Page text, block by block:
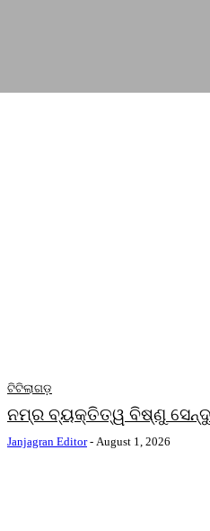
ଟିଟିଲାଗଡ଼
ନମ୍ର ବ୍ୟକ୍ତିତ୍ୱ ବିଷ୍ଣୁ
Janjagran Editor - August 1, 2026